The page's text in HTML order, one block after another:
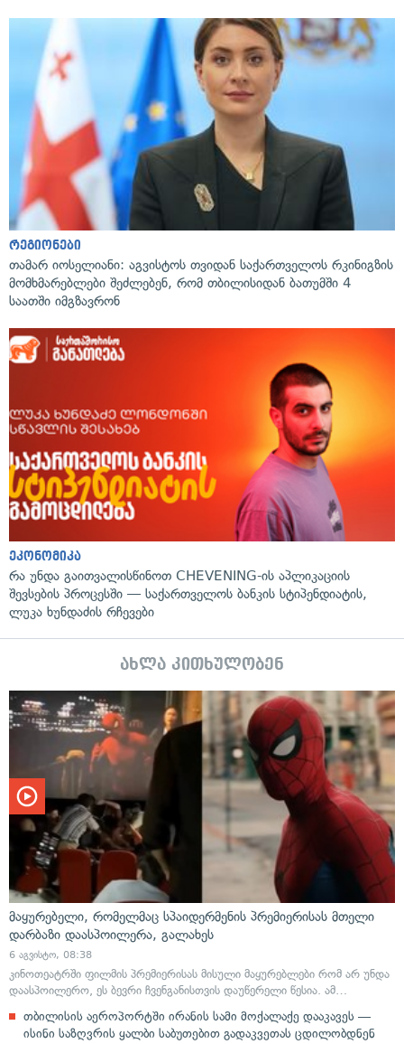
რეგიონები
თამარ იოსელიანი: აგვისტოს თვიდან საქართველოს რკინიგზის
მომხმარებლები შეძლებენ, რომ თბილისიდან ბათუმში 4
საათში იმგზავრონ
ეკონომიკა
რა უნდა გაითვალისწინოთ CHEVENING-ის აპლიკაციის
შევსების პროცესში — საქართველოს ბანკის სტიპენდიატის,
ლუკა ხუნდაძის რჩევები
ახლა კითხულობენ
მაყურებელი, რომელმაც სპაიდერმენის პრემიერისას მთელი
დარბაზი დაასპოილერა, გალახეს
6 აგვისტო, 08:38
კინოთეატრში ფილმის პრემიერისას მისული მაყურებლები რომ არ უნდა
დაასპოილერო, ეს ბევრი ჩვენგანისთვის დაუწერელი წესია. ამ…
თბილისის აეროპორტში ირანის სამი მოქალაქე დააკავეს —
ისინი საზღვრის ყალბი საბუთებით გადაკვეთას ცდილობდნენ